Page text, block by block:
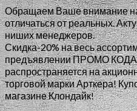
Обращаем Ваше внимание на
отличаться от реальных.
ниших менеджеров.
Скидка-20% на весь
предъявлении ПРОМО
распространяется на
торговой марки Арткера!
магазине Клондайк!